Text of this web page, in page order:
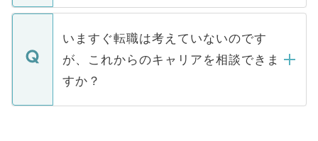
関を公にしてしまうと、応募が殺到する場
に、医療機関が求める条件に合った人材の
みを人材紹介会社に依頼するケースが増え
ています。
定を承諾する必要はありません。内定先へ
の辞退の連絡はキャリアパートナーが行い
個人情報が漏えいすることはありませんの
で、ご安心ください。当サイトからの登録
などで収集したご登録者様の個人情報は、
ご本人のキャリアアップおよび転職活動の
支援を目的に使用いたします。お預かりし
ているすべての個人データはご本人の許可
いますぐ転職は考えていないのです
が、これからのキャリアを相談できま
すか？